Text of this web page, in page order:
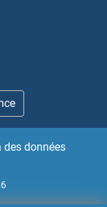
des données